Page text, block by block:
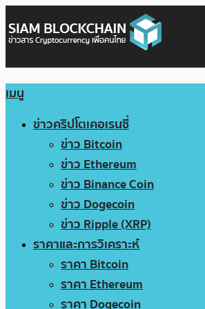
เมนู
ข่าวคริปโตเคอเรนซี่
ข่าว Bitcoin
ข่าว Ethereum
ข่าว Binance Coin
ข่าว Dogecoin
ข่าว Ripple (XRP)
ราคาและการวิเคราะห์
ราคา Bitcoin
ราคา Ethereum
ราคา Dogecoin